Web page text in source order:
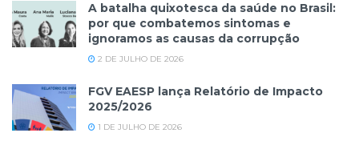
A batalha quixotesca da saúde no Brasil:
por que combatemos sintomas e
ignoramos as causas da corrupção
2 DE JULHO DE 2026
FGV EAESP lança Relatório de Impacto
2025/2026
1 DE JULHO DE 2026